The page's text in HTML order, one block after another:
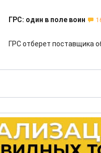
ГРС: один в поле воин
ГРС отберет поставщика